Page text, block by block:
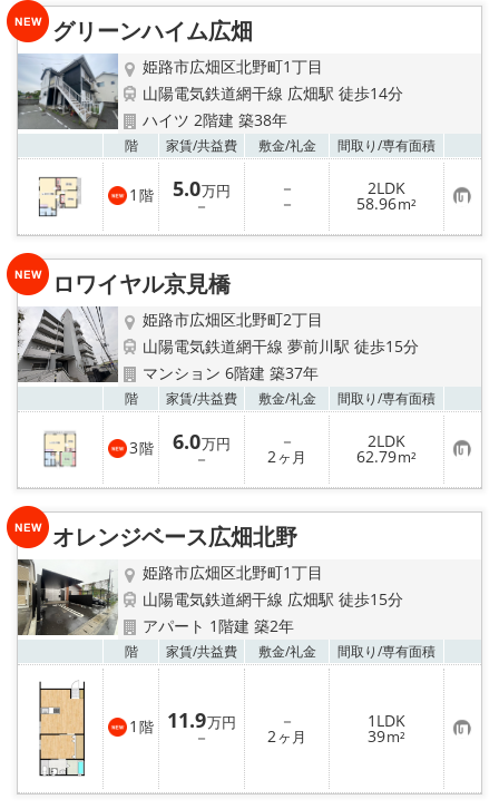
メールでお問い合わせ
り
グリーンハイム広畑
姫路市広畑区北野町1丁目
山陽電気鉄道網干線 広畑駅 徒歩14分
ハイツ 2階建 築38年
階 家賃/共益費 敷金/礼金 間取り/専有面積
1 階 5.0万円
－
－
－
2LDK
58.96m² お
気
に
り
ロワイヤル京見橋
姫路市広畑区北野町2丁目
山陽電気鉄道網干線 夢前川駅 徒歩15分
マンション 6階建 築37年
階 家賃/共益費 敷金/礼金 間取り/専有面積
3階 6.0万円
－
－
2ヶ月
2LDK
62.79m² お
気
に
り
オレンジベース広畑北野
姫路市広畑区北野町1丁目
山陽電気鉄道網干線 広畑駅 徒歩15分
アパート 1階建 築2年
階 家賃/共益費 敷金/礼金 間取り/専有面積
1 階 11.9万円
－
－
2ヶ月
1LDK
39m² お
気
に
入
り